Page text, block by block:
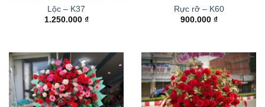
Lộc – K37
1.250.000 ₫
Rực rỡ – K60
900.000 ₫